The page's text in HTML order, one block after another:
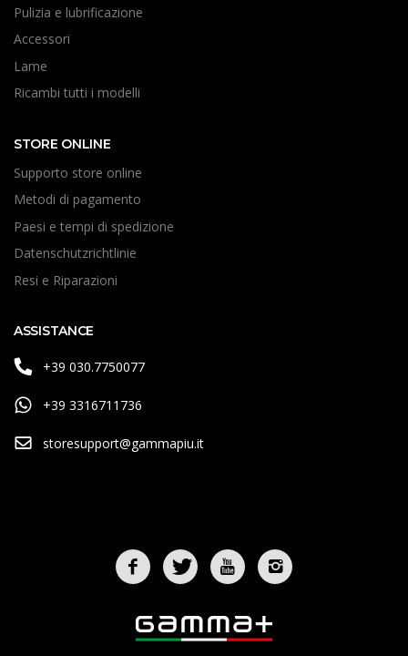
Pulizia e lubrificazione
Accessori
Lame
Ricambi tutti i modelli
STORE ONLINE
Supporto store online
Metodi di pagamento
Paesi e tempi di spedizione
Datenschutzrichtlinie
Resi e Riparazioni
ASSISTANCE
+39 030.7750077
+39 3316711736
storesupport@gammapiu.it